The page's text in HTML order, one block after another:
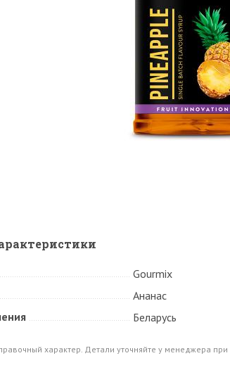
Gourmix
Ананас
Беларусь
характер. Детали уточняйте у менеджера при